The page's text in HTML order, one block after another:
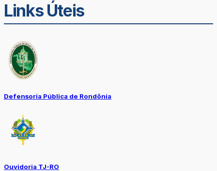
Links Úteis
Defensoria Pública de Rondônia
Ouvidoria TJ-RO